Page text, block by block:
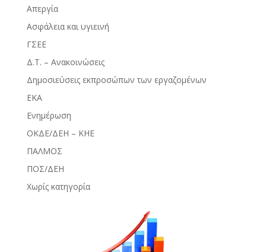
Απεργία
Ασφάλεια και υγιεινή
ΓΣΕΕ
Δ.Τ. – Ανακοινώσεις
Δημοσιεύσεις εκπροσώπων των εργαζομένων
ΕΚΑ
Ενημέρωση
ΟΚΔΕ/ΔΕΗ – ΚΗΕ
ΠΑΛΜΟΣ
ΠΟΣ/ΔΕΗ
Χωρίς κατηγορία